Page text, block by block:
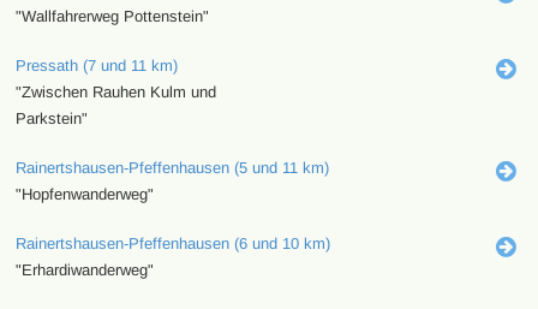
"Wallfahrerweg Pottenstein"
Pressath (7 und 11 km)
"Zwischen Rauhen Kulm und
Parkstein"
Rainertshausen-Pfeffenhausen (5 und 11 km)
"Hopfenwanderweg"
Rainertshausen-Pfeffenhausen (6 und 10 km)
"Erhardiwanderweg"